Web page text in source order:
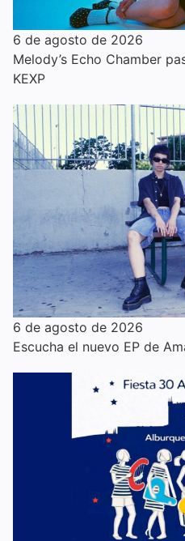
6 de agosto de 2026
Melody’s Echo Chamber
KEXP
6 de agosto de 2026
Escucha el nuevo EP de